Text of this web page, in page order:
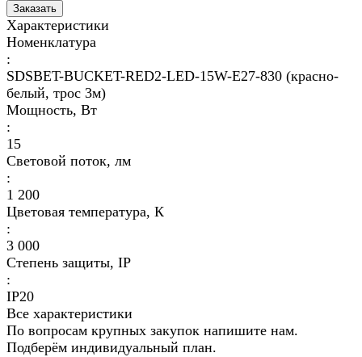
Заказать
Характеристики
Номенклатура
:
SDSBET-BUCKET-RED2-LED-15W-E27-830 (красно-
белый, трос 3м)
Мощность, Вт
:
15
Световой поток, лм
:
1 200
Цветовая температура, К
:
3 000
Степень защиты, IP
:
IP20
Все характеристики
По вопросам крупных закупок напишите нам.
Подберём индивидуальный план.